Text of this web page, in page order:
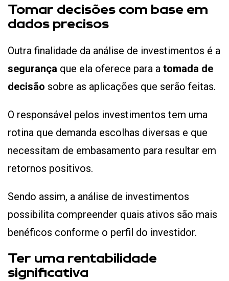
Tomar decisões com base em
dados precisos
Outra finalidade da análise de investimentos é a
segurança que ela oferece para a tomada de
decisão sobre as aplicações que serão feitas.
O responsável pelos investimentos tem uma
rotina que demanda escolhas diversas e que
necessitam de embasamento para resultar em
retornos positivos.
Sendo assim, a análise de investimentos
possibilita compreender quais ativos são mais
benéficos conforme o perfil do investidor.
Ter uma rentabilidade
significativa